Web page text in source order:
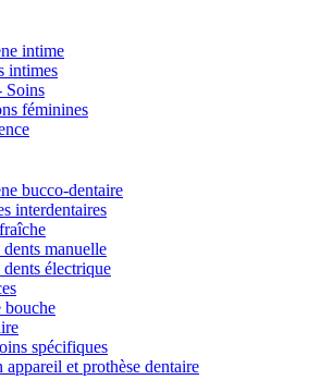
intime
intimes
Soins
féminines
bucco-dentaire
interdentaires
dents manuelle
dents électrique
bouche
spécifiques
appareil et prothèse dentaire